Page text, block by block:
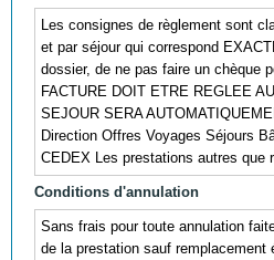
Les consignes de règlement sont
et par séjour qui correspond
dossier, de ne pas faire un chèque
FACTURE DOIT ETRE REGLEE
SEJOUR SERA
Direction Offres Voyages Séjours
CEDEX Les prestations autres que
Conditions d'annulation
Sans frais pour toute annulation
de la prestation sauf remplacement